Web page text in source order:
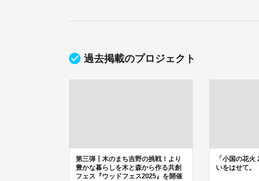
過去掲載のプロジェクト
第三弾┃木のまち吉野の挑戦！より
豊かな暮らしを木と森から作る共創
フェス『ウッドフェス2025』を開催
「小国の花
いをはせて。